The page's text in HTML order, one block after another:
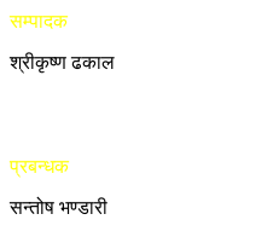
सम्पादक
श्रीकृष्ण ढकाल
प्रबन्धक
सन्तोष भण्डारी